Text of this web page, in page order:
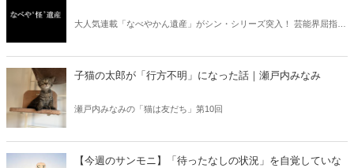
大人気連載「なべやかん遺産」がシン・シリーズ突入！ 芸能界屈指の
信じるか信じないかは、あなた次第！ 芸能ニュース
子猫の太郎が「行方不明」になった話｜瀬戸内みなみ
瀬戸内みなみの「猫は友だち」第10回
【今週のサンモニ】「待ったなしの状況」を自覚していな